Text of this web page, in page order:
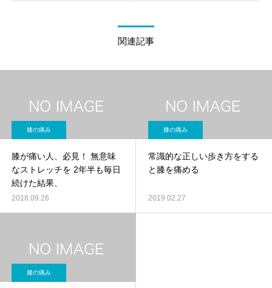
関連記事
膝の痛み
膝が痛い人、必見！ 無意味
なストレッチを 2年半も毎日
続けた結果、
2018.09.26
膝の痛み
常識的な正しい歩き方をする
と膝を痛める
2019.02.27
膝の痛み